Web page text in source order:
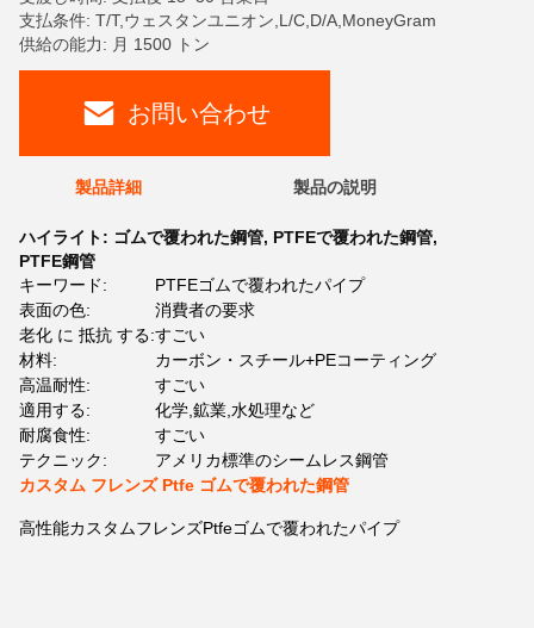
支払条件: T/T,ウェスタンユニオン,L/C,D/A,MoneyGram
供給の能力: 月 1500 トン
お問い合わせ
製品詳細 製品の説明
ハイライト: ゴムで覆われた鋼管, PTFEで覆われた鋼管,
PTFE鋼管
キーワード:
PTFEゴムで覆われたパイプ
表面の色:
消費者の要求
老化 に 抵抗 する:すごい
材料:
カーボン・スチール+PEコーティング
高温耐性:
すごい
適用する:
化学,鉱業,水処理など
耐腐食性:
すごい
テクニック:
アメリカ標準のシームレス鋼管
カスタム フレンズ Ptfe ゴムで覆われた鋼管
高性能カスタムフレンズPtfeゴムで覆われたパイプ